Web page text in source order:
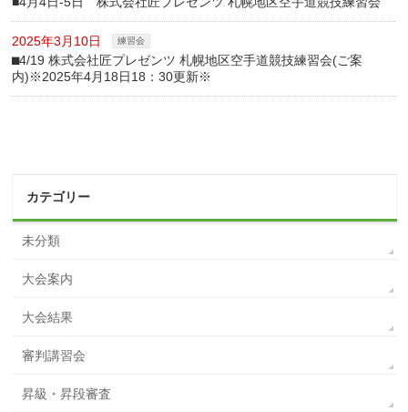
2025年3月10日 練習会
⬛︎4/19 株式会社匠プレゼンツ 札幌地区空手道競技練習会(ご案
内)※2025年4月18日18：30更新※
カテゴリー
未分類
大会案内
大会結果
審判講習会
昇級・昇段審査